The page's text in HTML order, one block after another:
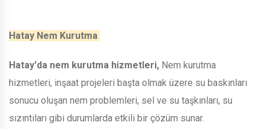
Hatay Nem Kurutma
Hatay'da nem kurutma hizmetleri, Nem kurutma
hizmetleri, inşaat projeleri başta olmak üzere su baskınları
sonucu oluşan nem problemleri, sel ve su taşkınları, su
sızıntıları gibi durumlarda etkili bir çözüm sunar.